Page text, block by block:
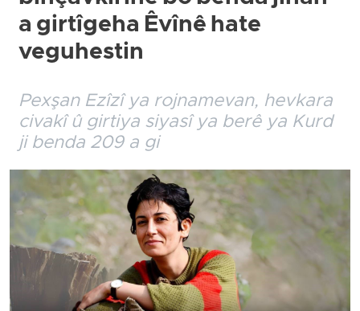
a girtîgeha Êvînê hate
veguhestin
Pexşan Ezîzî ya rojnamevan, hevkara
civakî û girtiya siyasî ya berê ya Kurd
ji benda 209 a gi